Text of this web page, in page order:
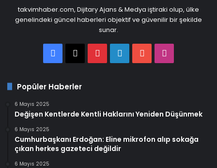
takvimhaber.com, Dijitary Ajans & Medya iştiraki olup, ülke
genelindeki güncel haberleri objektif ve güvenilir bir şekilde
sunar.
Facebook
X PinterestLinkedInYouTube
Popüler Haberler
6 Mayıs 2025
Değişen Kentlerde Kentli Haklarını Yeniden Düşünmek
6 Mayıs 2025
Cumhurbaşkanı Erdoğan: Eline mikrofon alıp sokağa
çıkan herkes gazeteci değildir
6 Mayıs 2025